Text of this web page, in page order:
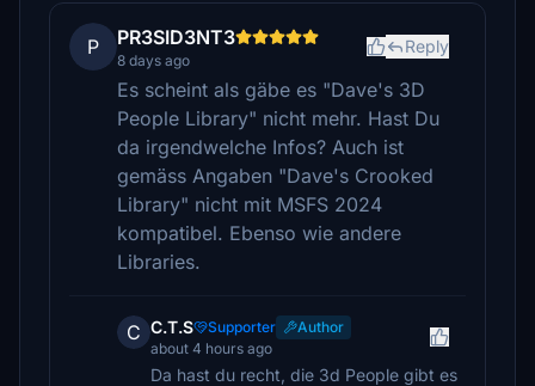
P PR3SID3NT3
8 days ago
Reply
Es scheint als gäbe es "Dave's 3D
People Library" nicht mehr. Hast Du
da irgendwelche Infos? Auch ist
gemäss Angaben "Dave's Crooked
Library" nicht mit MSFS 2024
kompatibel. Ebenso wie andere
Libraries.
C C.T.S Supporter
Author
about 4 hours ago
Da hast du recht, die 3d People gibt es